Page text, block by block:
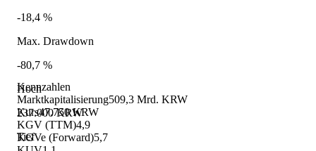
Kennzahlen
Marktkapitalisierung509,3 Mrd. KRW
Kurs47.750 KRW
KGV (TTM)4,9
KGVe (Forward)5,7
-18,4 %
Max. Drawdown
-80,7 %
Hoch
237.000 KRW
Tief